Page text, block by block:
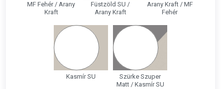
MF Fehér / Arany
Kraft
Füstzöld SU /
Arany Kraft
Arany Kraft / MF
Fehér
Kasmír SU
Szürke Szuper
Matt / Kasmír SU